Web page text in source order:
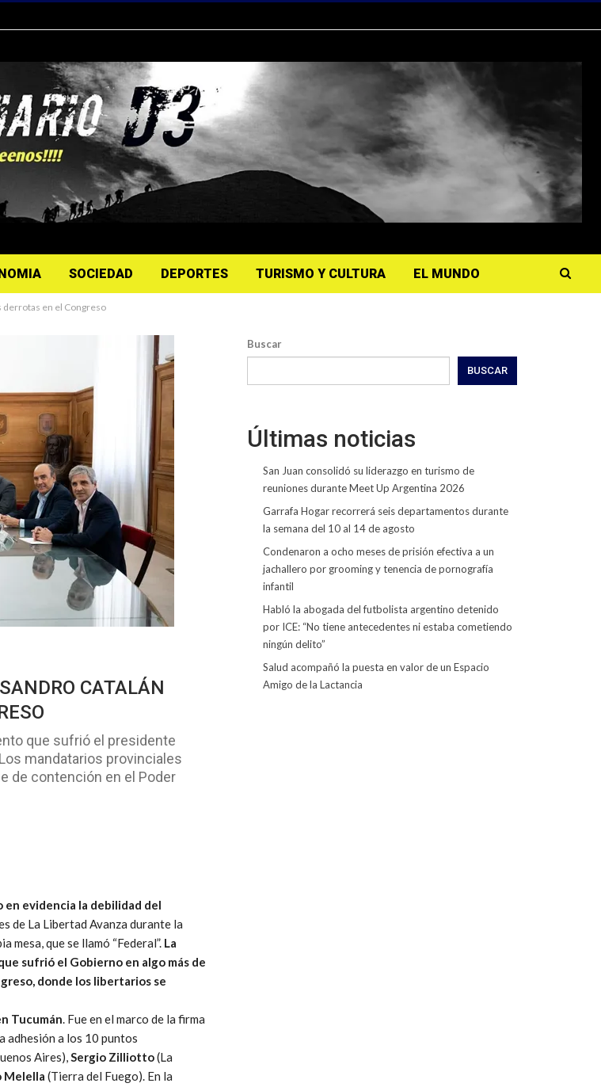
SOCIEDAD DEPORTES TURISMO Y CULTURA EL MUNDO
derrotas en el Congreso
CATALÁN
que sufrió el presidente
mandatarios provinciales
de contención en el Poder
evidencia la debilidad del
de La Libertad Avanza durante la
que se llamó “Federal”. La
sufrió el Gobierno en algo más de
donde los libertarios se
Tucumán. Fue en el marco de la firma
adhesión a los 10 puntos
Aires),Sergio Zilliotto(La
Melella (Tierra del Fuego). En la
Buscar
BUSCAR
Últimas noticias
San Juan consolidó su liderazgo en turismo de
reuniones durante Meet Up Argentina 2026
Garrafa Hogar recorrerá seis departamentos durante
la semana del 10 al 14 de agosto
Condenaron a ocho meses de prisión efectiva a un
jachallero por grooming y tenencia de pornografía
infantil
Habló la abogada del futbolista argentino detenido
por ICE: “No tiene antecedentes ni estaba cometiendo
ningún delito”
Salud acompañó la puesta en valor de un Espacio
Amigo de la Lactancia